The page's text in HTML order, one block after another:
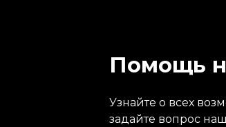
Помощь
Узнайте о всех
задайте вопрос